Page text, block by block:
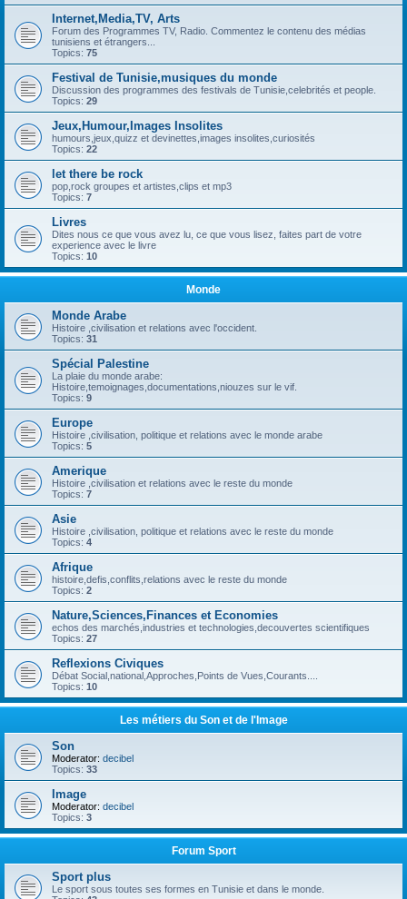
Internet,Media,TV, Arts
Forum des Programmes TV, Radio. Commentez le contenu des médias
tunisiens et étrangers...
Topics: 75
Festival de Tunisie,musiques du monde
Discussion des programmes des festivals de Tunisie,celebrités et people.
Topics: 29
Jeux,Humour,Images Insolites
humours,jeux,quizz et devinettes,images insolites,curiosités
Topics: 22
let there be rock
pop,rock groupes et artistes,clips et mp3
Topics: 7
Livres
Dites nous ce que vous avez lu, ce que vous lisez, faites part de votre
experience avec le livre
Topics: 10
Monde
Monde Arabe
Histoire ,civilisation et relations avec l'occident.
Topics: 31
Spécial Palestine
La plaie du monde arabe:
Histoire,temoignages,documentations,niouzes sur le vif.
Topics: 9
Europe
Histoire ,civilisation, politique et relations avec le monde arabe
Topics: 5
Amerique
Histoire ,civilisation et relations avec le reste du monde
Topics: 7
Asie
Histoire ,civilisation, politique et relations avec le reste du monde
Topics: 4
Afrique
histoire,defis,conflits,relations avec le reste du monde
Topics: 2
Nature,Sciences,Finances et Economies
echos des marchés,industries et technologies,decouvertes scientifiques
Topics: 27
Reflexions Civiques
Débat Social,national,Approches,Points de Vues,Courants....
Topics: 10
Les métiers du Son et de l'Image
Son
Moderator: decibel
Topics: 33
Image
Moderator: decibel
Topics: 3
Forum Sport
Sport plus
Le sport sous toutes ses formes en Tunisie et dans le monde.